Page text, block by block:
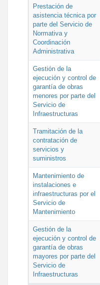
Prestación de
asistencia técnica por
parte del Servicio de
Normativa y
Coordinación
Administrativa
Gestión de la
ejecución y control de
garantía de obras
menores por parte del
Servicio de
Infraestructuras
Tramitación de la
contratación de
servicios y
suministros
Mantenimiento de
instalaciones e
infraestructuras por el
Servicio de
Mantenimiento
Gestión de la
ejecución y control de
garantía de obras
mayores por parte del
Servicio de
Infraestructuras